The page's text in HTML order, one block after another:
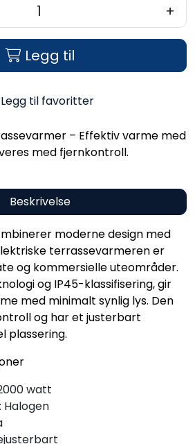
+
Legg til
Legg til favoritter
– Effektiv varme med
med fjernkontroll.
Beskrivelse
moderne design med
terrassevarmeren er
og kommersielle uteområder.
og IP45-klassifisering, gir
med minimalt synlig lys. Den
og har et justerbart
plassering.
watt